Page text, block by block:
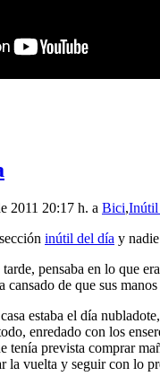
2011 20:17 h. a Bici,Inútil
inútil del día y
pensaba en lo que
cansado de que sus
estaba el día
enredado con los
tenía prevista comprar
la vuelta y seguir con lo